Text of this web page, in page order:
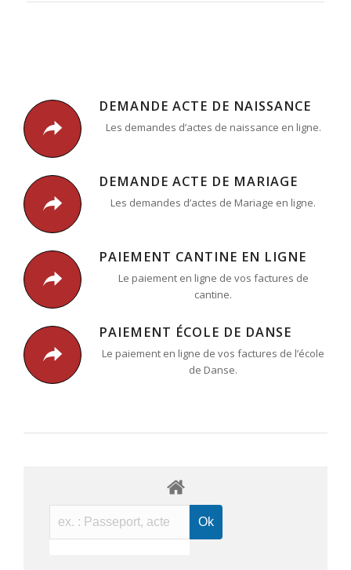
DEMANDE ACTE DE NAISSANCE
Les demandes d’actes de naissance en ligne.
DEMANDE ACTE DE MARIAGE
Les demandes d’actes de Mariage en ligne.
PAIEMENT CANTINE EN LIGNE
Le paiement en ligne de vos factures de
cantine.
PAIEMENT ÉCOLE DE DANSE
Le paiement en ligne de vos factures de l’école
de Danse.